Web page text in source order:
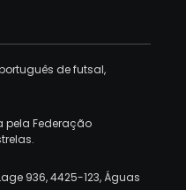
de futsal,
pela Federação
936, 4425-123, Águas